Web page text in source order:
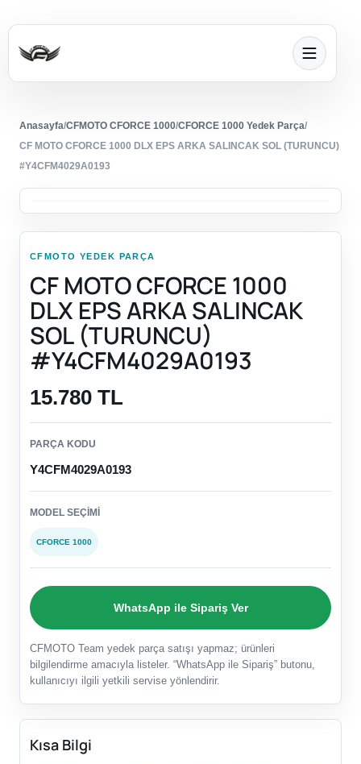
Anasayfa/CFMOTO CFORCE 1000/CFORCE 1000 Yedek Parça/
CF MOTO CFORCE 1000 DLX EPS ARKA SALINCAK SOL (TURUNCU)
#Y4CFM4029A0193
CFMOTO YEDEK PARÇA
CF MOTO CFORCE 1000
DLX EPS ARKA SALINCAK
SOL (TURUNCU)
#Y4CFM4029A0193
15.780 TL
PARÇA KODU
Y4CFM4029A0193
MODEL SEÇIMI
CFORCE 1000
WhatsApp ile Sipariş Ver
CFMOTO Team yedek parça satışı yapmaz; ürünleri
bilgilendirme amacıyla listeler. “WhatsApp ile Sipariş” butonu,
kullanıcıyı ilgili yetkili servise yönlendirir.
Kısa Bilgi